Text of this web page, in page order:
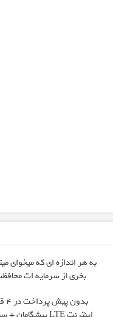
به هر اندازه ای که میخوای
بخری از سرمایه ات